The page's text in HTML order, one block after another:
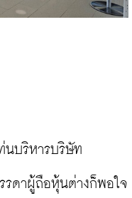
บริหารบริษัท
รดาผู้ถือหุ้นต่างก็พอใจ